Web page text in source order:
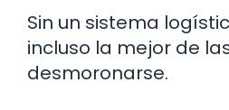
Sin un sistema
incluso la mejor de
desmoronarse.